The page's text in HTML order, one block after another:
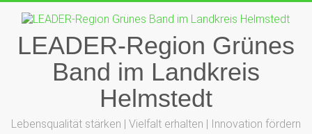
Inhalt
springenLEADER-Region Grünes
Band im Landkreis
Helmstedt
Lebensqualität stärken | Vielfalt erhalten | Innovation fördern